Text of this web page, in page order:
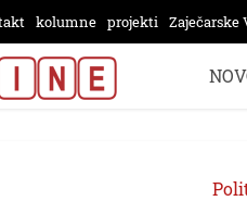
kolumne projekti Zaječarske